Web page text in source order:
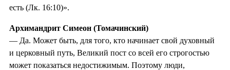
есть (Лк. 16:10)».
Архимандрит Симеон (Томачинский)
— Да. Может быть, для того, кто начинает свой духовный
и церковный путь, Великий пост со всей его строгостью
может показаться недостижимым. Поэтому люди,